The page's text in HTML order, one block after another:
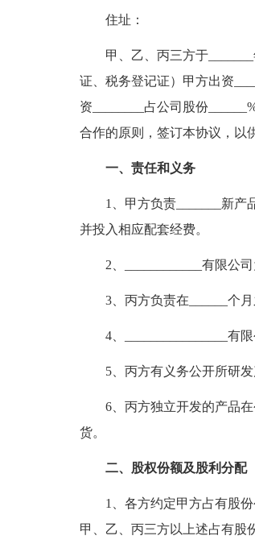
住址：
甲、乙、丙三方于
证、税务登记证）甲方出资
资________占公司股份
合作的原则，签订本协议，以
一、责任和义务
1、甲方负责_______新
并投入相应配套经费。
2、____________有限公
3、丙方负责在______个
4、________________有
5、丙方有义务公开所研
6、丙方独立开发的产品
货。
二、股权份额及股利分配
1、各方约定甲方占有股份
甲、乙、丙三方以上述占有股